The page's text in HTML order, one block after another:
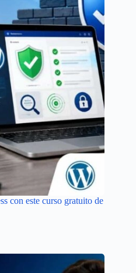
con este curso gratuito de